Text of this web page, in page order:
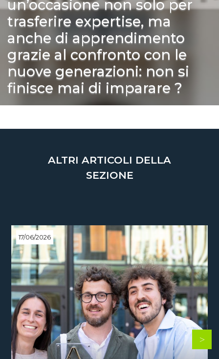
un’occasione non solo per
trasferire expertise, ma
anche di apprendimento
grazie al confronto con le
nuove generazioni: non si
finisce mai di imparare ?
ALTRI ARTICOLI DELLA
SEZIONE
17/06/2026